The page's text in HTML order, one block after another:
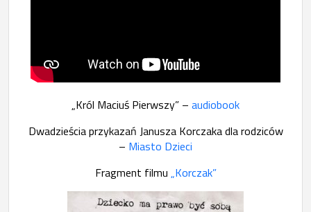
„Król Maciuś Pierwszy” – audiobook
Dwadzieścia przykazań Janusza Korczaka dla rodziców
– Miasto Dzieci
Fragment filmu „Korczak”